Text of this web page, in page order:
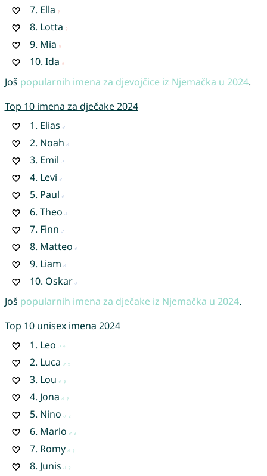
7. Ella
8. Lotta
9. Mia
10. Ida
Još popularnih imena za djevojčice iz Njemačka u 2024.
Top 10 imena za dječake 2024
1. Elias
2. Noah
3. Emil
4. Levi
5. Paul
6. Theo
7. Finn
8. Matteo
9. Liam
10. Oskar
Još popularnih imena za dječake iz Njemačka u 2024.
Top 10 unisex imena 2024
1. Leo
2. Luca
3. Lou
4. Jona
5. Nino
6. Marlo
7. Romy
8. Junis